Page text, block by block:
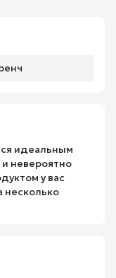
идеальным
невероятно
у вас
несколько